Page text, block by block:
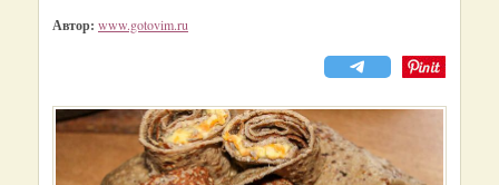
Автор: www.gotovim.ru